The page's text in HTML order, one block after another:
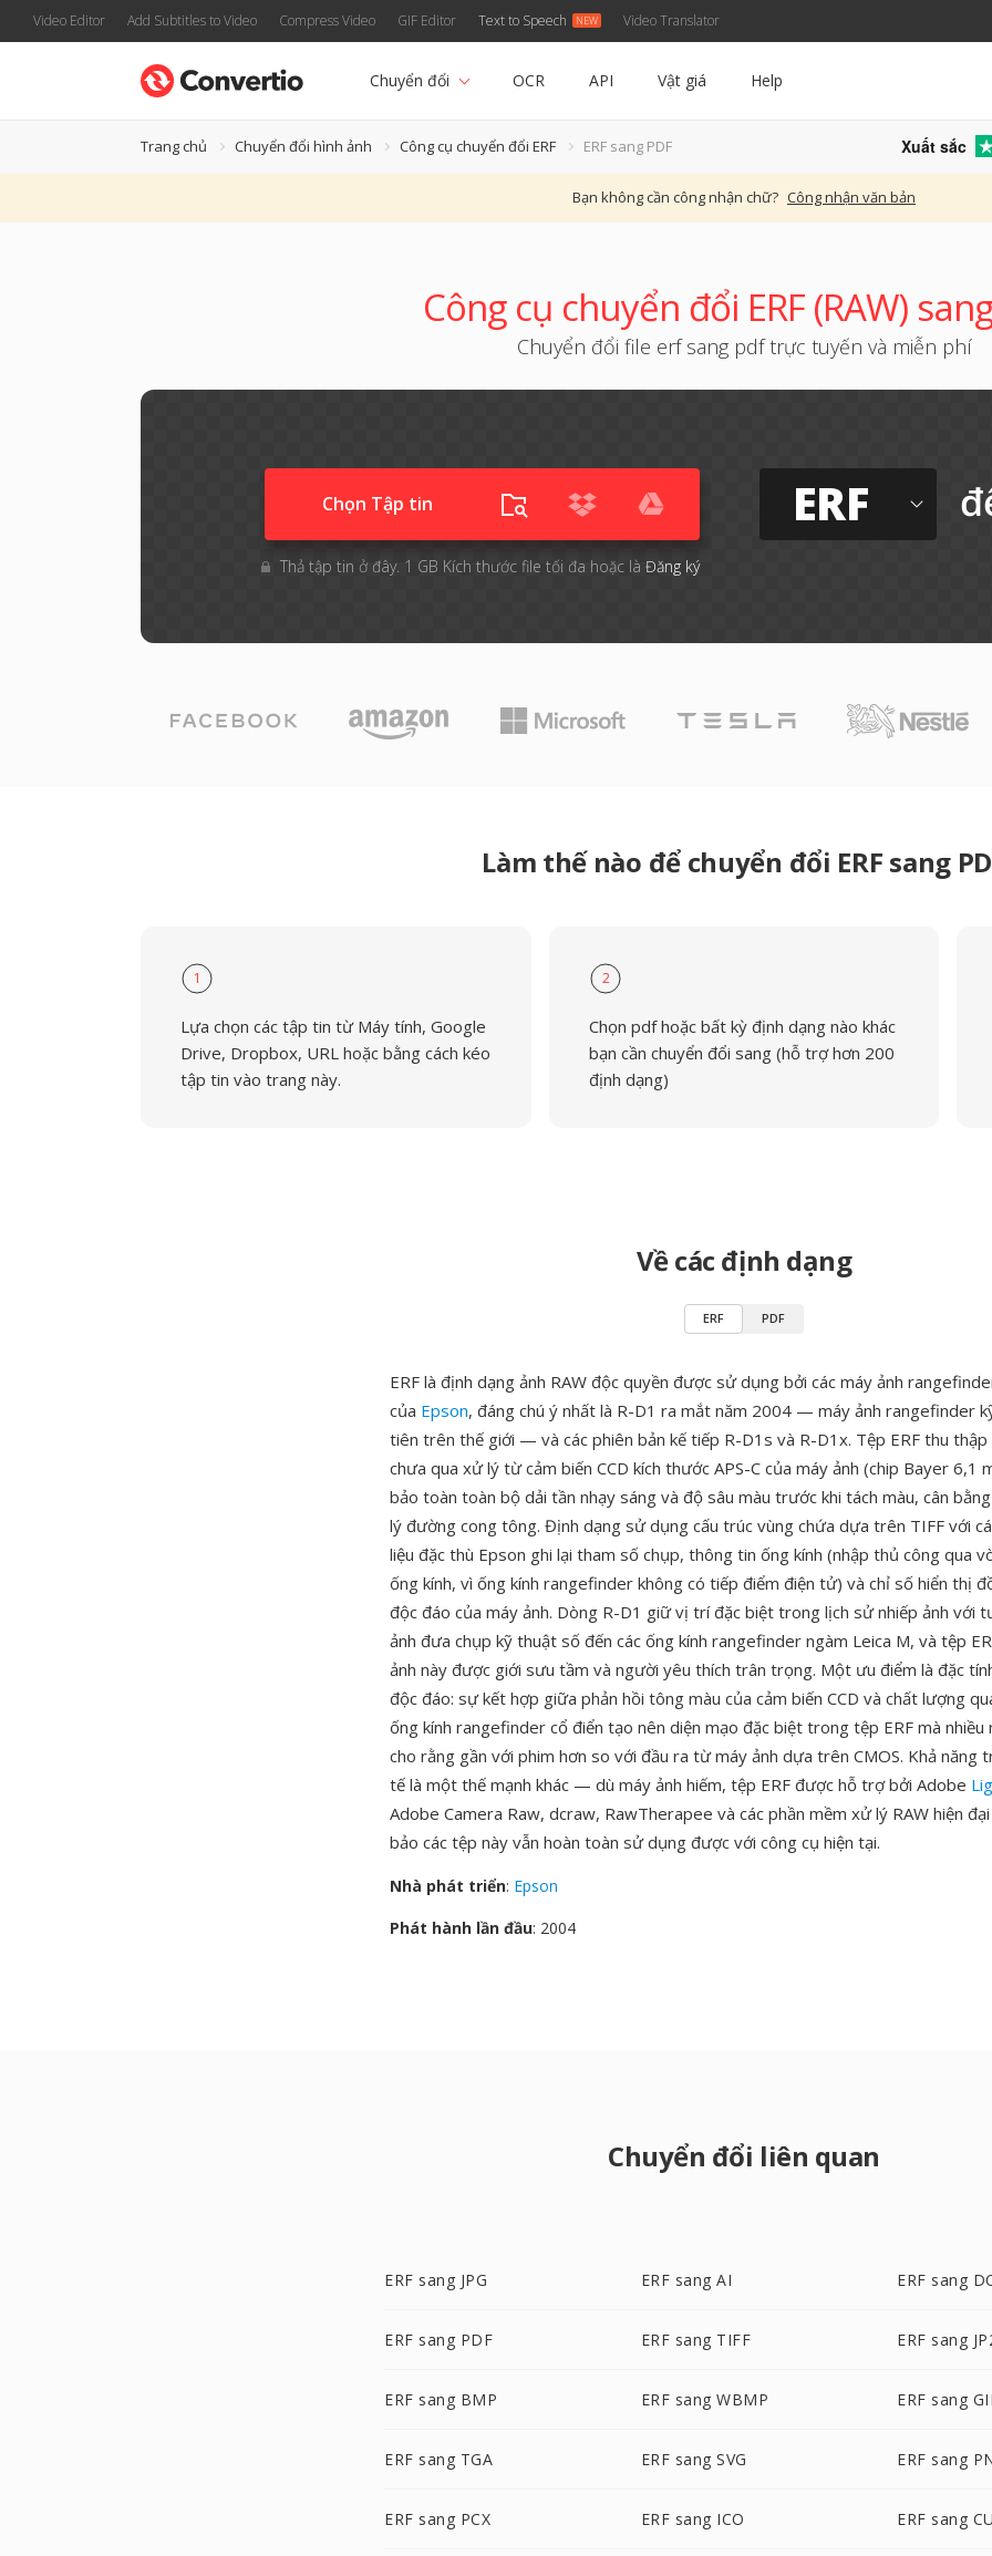
Video Editor Add Subtitles to Video Compress Video GIF Editor Text to Speech Video Translator
Chuyển đổi OCR API Vật giá Help
Trang chủ Chuyển đổi hình ảnh Công cụ chuyển đổi ERF ERF sang PDF Xuất sắc
Bạn không cần công nhận chữ? Công nhận văn bản
Công cụ chuyển đổi ERF (RAW)
Chuyển đổi file erf sang pdf trực tuyến và miễn phí
Chọn Tập tin
Thả tập tin ở đây. 1 GB Kích thước file tối đa hoặc là Đăng ký
ERF
Làm thế nào để chuyển đổi ERF sang
1
Lựa chọn các tập tin từ Máy tính, Google
Drive, Dropbox, URL hoặc bằng cách kéo
tập tin vào trang này.
2
Chọn pdf hoặc bất kỳ định dạng nào khác
bạn cần chuyển đổi sang (hỗ trợ hơn 200
định dạng)
Về các định dạng
ERF PDF
ERF là định dạng ảnh RAW độc quyền được sử dụng bởi các máy ảnh
của Epson, đáng chú ý nhất là R-D1 ra mắt năm 2004 — máy ảnh rangefinder
tiên trên thế giới — và các phiên bản kế tiếp R-D1s và R-D1x. Tệp ERF thu
chưa qua xử lý từ cảm biến CCD kích thước APS-C của máy ảnh (chip Bayer 6,1
bảo toàn toàn bộ dải tần nhạy sáng và độ sâu màu trước khi tách màu, cân
lý đường cong tông. Định dạng sử dụng cấu trúc vùng chứa dựa trên TIFF với
liệu đặc thù Epson ghi lại tham số chụp, thông tin ống kính (nhập thủ công qua
ống kính, vì ống kính rangefinder không có tiếp điểm điện tử) và chỉ số hiển thị
độc đáo của máy ảnh. Dòng R-D1 giữ vị trí đặc biệt trong lịch sử nhiếp ảnh với
ảnh đưa chụp kỹ thuật số đến các ống kính rangefinder ngàm Leica M, và tệp
ảnh này được giới sưu tầm và người yêu thích trân trọng. Một ưu điểm là đặc
độc đáo: sự kết hợp giữa phản hồi tông màu của cảm biến CCD và chất lượng
ống kính rangefinder cổ điển tạo nên diện mạo đặc biệt trong tệp ERF mà nhiều
cho rằng gần với phim hơn so với đầu ra từ máy ảnh dựa trên CMOS. Khả năng
tế là một thế mạnh khác — dù máy ảnh hiếm, tệp ERF được hỗ trợ bởi Adobe
Adobe Camera Raw, dcraw, RawTherapee và các phần mềm xử lý RAW hiện
bảo các tệp này vẫn hoàn toàn sử dụng được với công cụ hiện tại.
Nhà phát triển: Epson
Phát hành lần đầu: 2004
Chuyển đổi liên quan
ERF sang JPG ERF sang AI ERF sang
ERF sang PDF ERF sang TIFF ERF sang
ERF sang BMP ERF sang WBMP ERF sang
ERF sang TGA ERF sang SVG ERF sang
ERF sang PCX ERF sang ICO ERF sang